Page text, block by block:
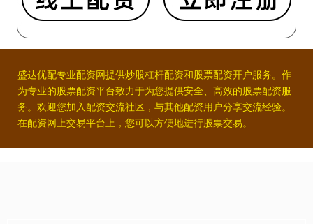
盛达优配专业配资网提供炒股杠杆配资和股票配资开户服务。作
为专业的股票配资平台致力于为您提供安全、高效的股票配资服
务。欢迎您加入配资交流社区，与其他配资用户分享交流经验。
在配资网上交易平台上，您可以方便地进行股票交易。